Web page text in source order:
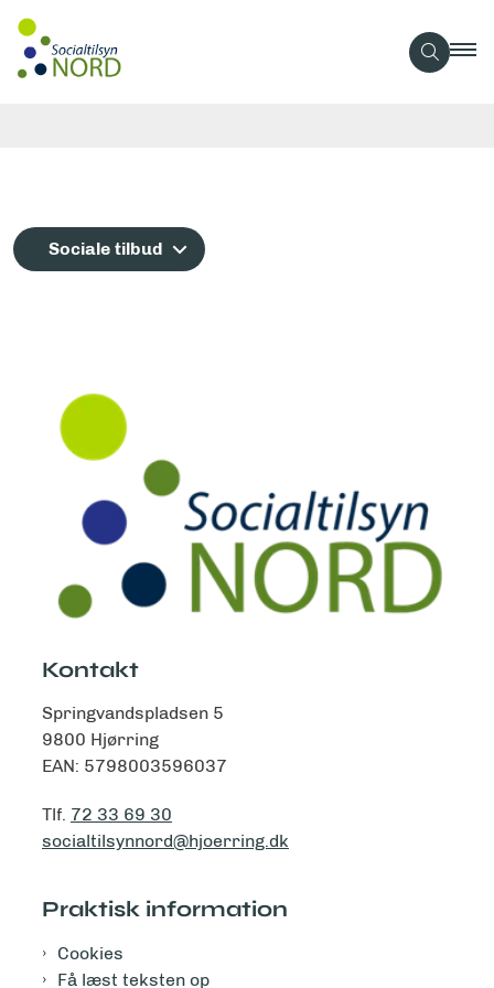
Sociale tilbud
Kontakt
Springvandspladsen 5
9800 Hjørring
EAN: 5798003596037
Tlf. 72 33 69 30
socialtilsynnord@hjoerring.dk
Praktisk information
Cookies
Få læst teksten op